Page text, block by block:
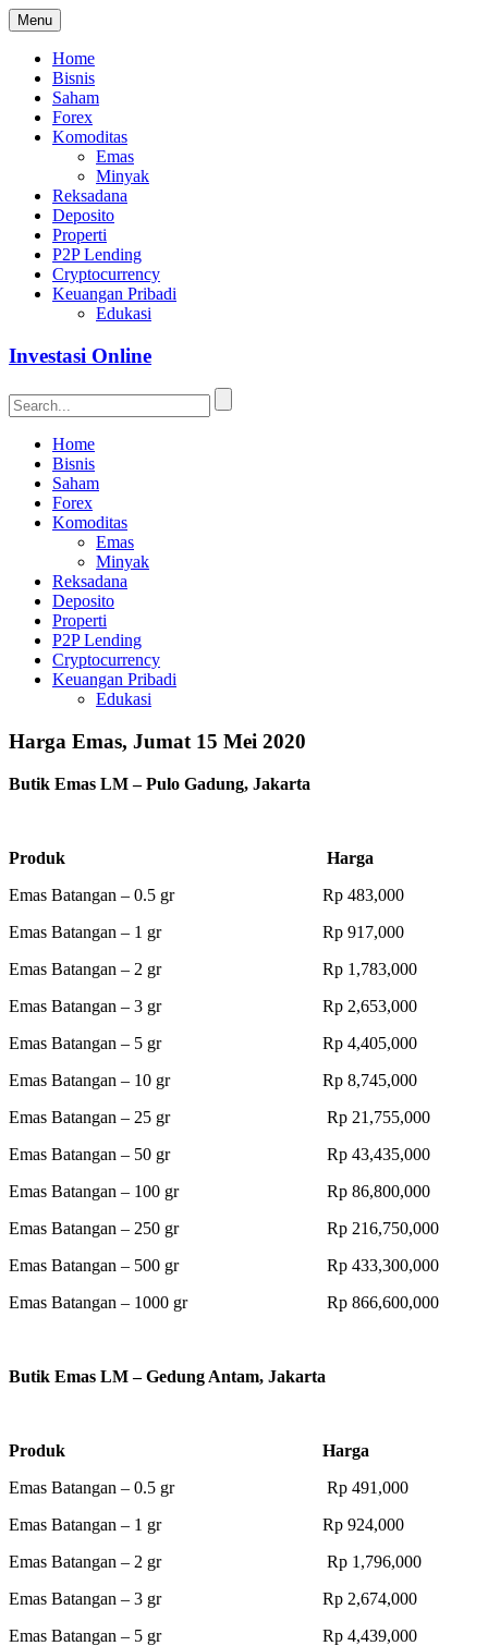
Menu
Home
Bisnis
Saham
Forex
Komoditas
Emas
Minyak
Reksadana
Deposito
Properti
P2P Lending
Cryptocurrency
Keuangan Pribadi
Edukasi
Investasi Online
Home
Bisnis
Saham
Forex
Komoditas
Emas
Minyak
Reksadana
Deposito
Properti
P2P Lending
Cryptocurrency
Keuangan Pribadi
Edukasi
Harga Emas, Jumat 15 Mei 2020
Butik Emas LM – Pulo Gadung, Jakarta
Produk Harga
Emas Batangan – 0.5 gr Rp 483,000
Emas Batangan – 1 gr Rp 917,000
Emas Batangan – 2 gr Rp 1,783,000
Emas Batangan – 3 gr Rp 2,653,000
Emas Batangan – 5 gr Rp 4,405,000
Emas Batangan – 10 gr Rp 8,745,000
Emas Batangan – 25 gr Rp 21,755,000
Emas Batangan – 50 gr Rp 43,435,000
Emas Batangan – 100 gr Rp 86,800,000
Emas Batangan – 250 gr Rp 216,750,000
Emas Batangan – 500 gr Rp 433,300,000
Emas Batangan – 1000 gr Rp 866,600,000
Butik Emas LM – Gedung Antam, Jakarta
Produk Harga
Emas Batangan – 0.5 gr Rp 491,000
Emas Batangan – 1 gr Rp 924,000
Emas Batangan – 2 gr Rp 1,796,000
Emas Batangan – 3 gr Rp 2,674,000
Emas Batangan – 5 gr Rp 4,439,000